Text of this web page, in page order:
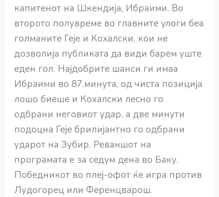
капитенот на Шкендија, Ибраими. Во
второто полувреме во главните улоги беа
голманите Геје и Кохалски, кои не
дозволија публиката да види барем уште
еден гол. Најдобрите шанси ги имаа
Ибраими во 87.минута, од чиста позиција
лошо биеше и Кохалски лесно го
одбрани неговиот удар, а две минути
подоцна Геје брилијантно го одбрани
ударот на Зубир. Реваншот на
програмата е за седум дена во Баку.
Победникот во плеј-офот ќе игра против
Лудогорец или Ференцварош.